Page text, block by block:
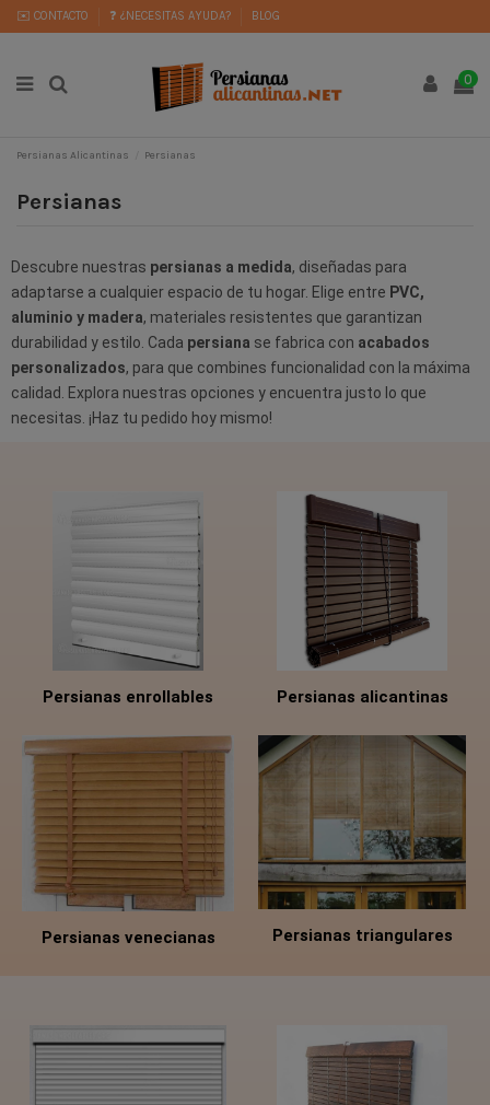
✉️ CONTACTO ❓ ¿NECESITAS AYUDA? BLOG
0
Persianas Alicantinas Persianas
Persianas
Descubre nuestras persianas a medida, diseñadas para
adaptarse a cualquier espacio de tu hogar. Elige entre PVC,
aluminio y madera, materiales resistentes que garantizan
durabilidad y estilo. Cada persiana se fabrica con acabados
personalizados, para que combines funcionalidad con la máxima
calidad. Explora nuestras opciones y encuentra justo lo que
necesitas. ¡Haz tu pedido hoy mismo!
Persianas enrollables Persianas alicantinas
Persianas venecianas Persianas triangulares